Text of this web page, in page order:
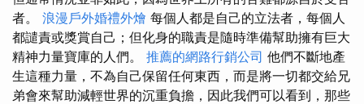
者。 浪漫戶外婚禮外燴 每個人都是自己的立法者，每個人
都譴責或獎賞自己；但化身的職責是隨時準備幫助擁有巨大
精神力量寶庫的人們。 推薦的網路行銷公司 他們不斷地產
生這種力量，不為自己保留任何東西，而是將一切都交給兄
弟會來幫助減輕世界的沉重負擔，因此我們可以看到，那些